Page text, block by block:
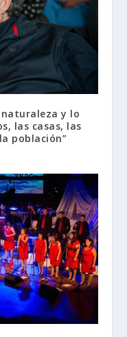
naturaleza y lo
las casas, las
población”